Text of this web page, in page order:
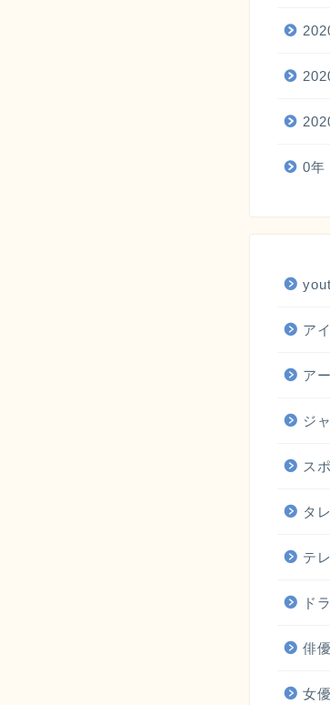
0年
ア
ア
ジ
ス
タ
テ
ド
俳優
女優